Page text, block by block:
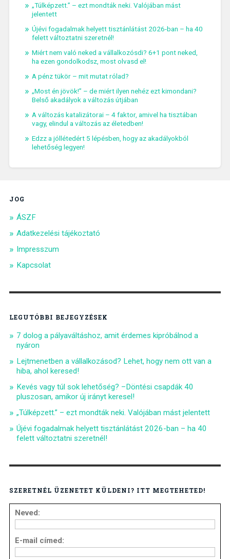
„Túlképzett.” – ezt mondták neki. Valójában mást
jelentett
Újévi fogadalmak helyett tisztánlátást 2026-ban – ha 40
felett változtatni szeretnél!
Miért nem való neked a vállalkozósdi? 6+1 pont neked,
ha ezen gondolkodsz, most olvasd el!
A pénz tükör – mit mutat rólad?
„Most én jövök!” – de miért ilyen nehéz ezt kimondani?
Belső akadályok a változás útjában
A változás katalizátorai – 4 faktor, amivel ha tisztában
vagy, elindul a változás az életedben!
Edzz a jóllétedért 5 lépésben, hogy az akadályokból
lehetőség legyen!
JOG
ÁSZF
Adatkezelési tájékoztató
Impresszum
Kapcsolat
LEGUTÓBBI BEJEGYZÉSEK
7 dolog a pályaváltáshoz, amit érdemes kipróbálnod a
nyáron
Lejtmenetben a vállalkozásod? Lehet, hogy nem ott van a
hiba, ahol keresed!
Kevés vagy túl sok lehetőség? –Döntési csapdák 40
pluszosan, amikor új irányt keresel!
„Túlképzett.” – ezt mondták neki. Valójában mást jelentett
Újévi fogadalmak helyett tisztánlátást 2026-ban – ha 40
felett változtatni szeretnél!
SZERETNÉL ÜZENETET KÜLDENI? ITT MEGTEHETED!
Neved:
E-mail címed: